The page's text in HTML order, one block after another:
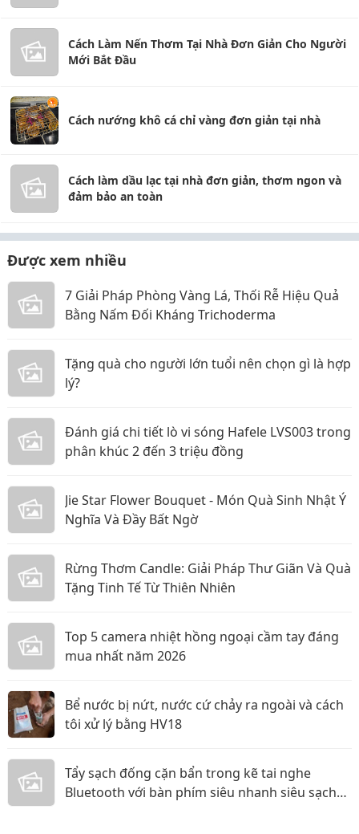
Cách Làm Nến Thơm Tại Nhà Đơn Giản Cho Người
Mới Bắt Đầu
Cách nướng khô cá chỉ vàng đơn giản tại nhà
Cách làm dầu lạc tại nhà đơn giản, thơm ngon và
đảm bảo an toàn
Được xem nhiều
7 Giải Pháp Phòng Vàng Lá, Thối Rễ Hiệu Quả
Bằng Nấm Đối Kháng Trichoderma
Tặng quà cho người lớn tuổi nên chọn gì là hợp
lý?
Đánh giá chi tiết lò vi sóng Hafele LVS003 trong
phân khúc 2 đến 3 triệu đồng
Jie Star Flower Bouquet - Món Quà Sinh Nhật Ý
Nghĩa Và Đầy Bất Ngờ
Rừng Thơm Candle: Giải Pháp Thư Giãn Và Quà
Tặng Tinh Tế Từ Thiên Nhiên
Top 5 camera nhiệt hồng ngoại cầm tay đáng
mua nhất năm 2026
Bể nước bị nứt, nước cứ chảy ra ngoài và cách
tôi xử lý bằng HV18
Tẩy sạch đống cặn bẩn trong kẽ tai nghe
Bluetooth với bàn phím siêu nhanh siêu sạch